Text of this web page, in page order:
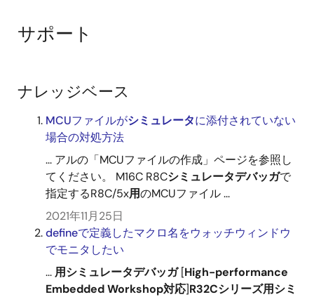
サポート
ナレッジベース
MCUファイルがシミュレータに添付されていない
場合の対処方法
... アルの「MCUファイルの作成」ページを参照し
てください。 M16C R8Cシミュレータデバッガで
指定するR8C/5x用のMCUファイル ...
2021年11月25日
defineで定義したマクロ名をウォッチウィンドウ
でモニタしたい
... 用シミュレータデバッガ[High-performance
EmbeddedWorkshop対応]R32Cシリーズ用シミ